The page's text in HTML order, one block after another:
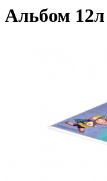
Альбом